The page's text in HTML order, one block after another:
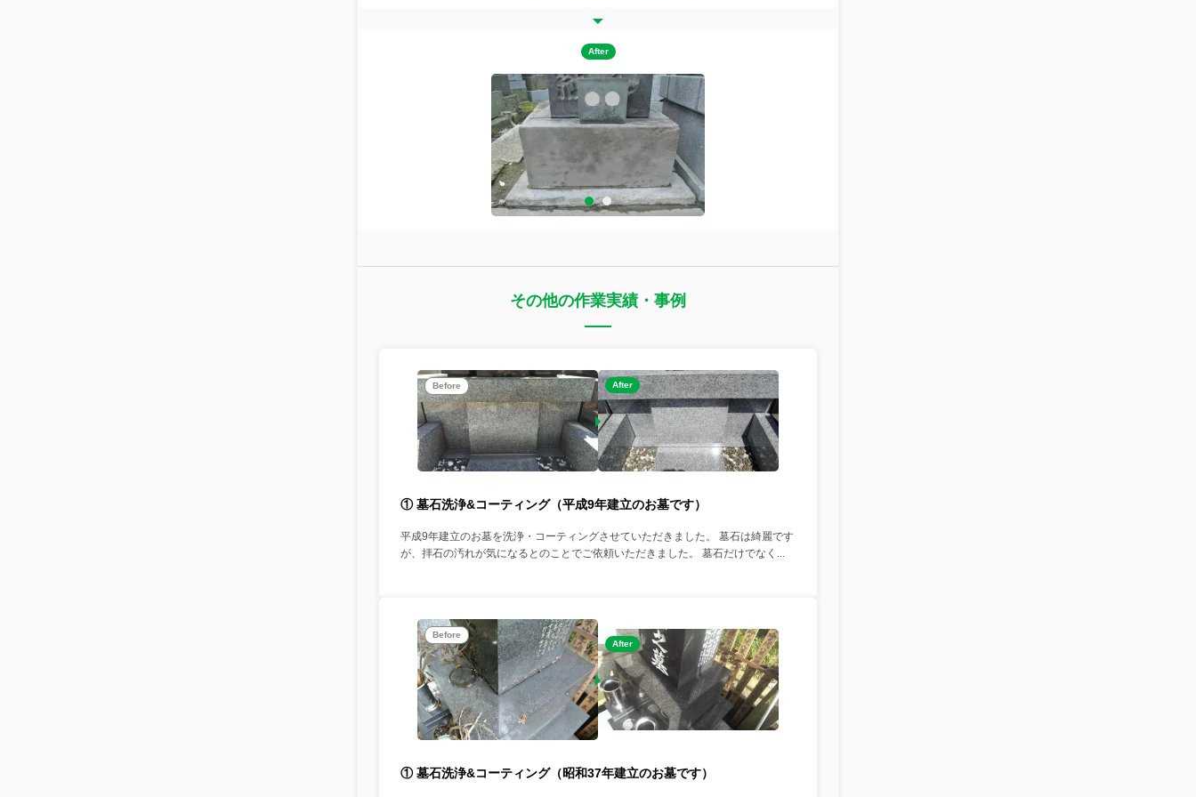
After
その他の作業実績・事例
Before After
① 墓石洗浄&コーティング（平成9年建立のお墓です）
平成9年建立のお墓を洗浄・コーティングさせていただきました。 墓石は綺麗です
が、拝石の汚れが気になるとのことでご依頼いただきました。 墓石だけでなく...
Before
After
① 墓石洗浄&コーティング（昭和37年建立のお墓です）